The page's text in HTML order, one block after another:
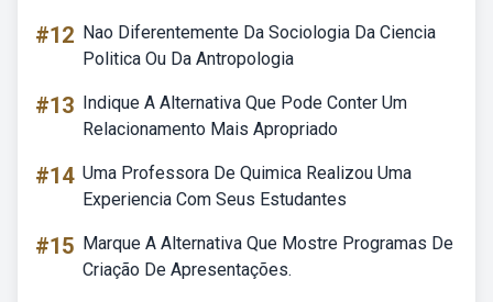
#12 Nao Diferentemente Da Sociologia Da Ciencia
Politica Ou Da Antropologia
#13 Indique A Alternativa Que Pode Conter Um
Relacionamento Mais Apropriado
#14 Uma Professora De Quimica Realizou Uma
Experiencia Com Seus Estudantes
#15 Marque A Alternativa Que Mostre Programas De
Criação De Apresentações.